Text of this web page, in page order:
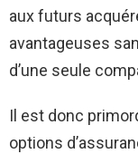
aux futurs
avantageuses
d’une seule
Il est donc
options